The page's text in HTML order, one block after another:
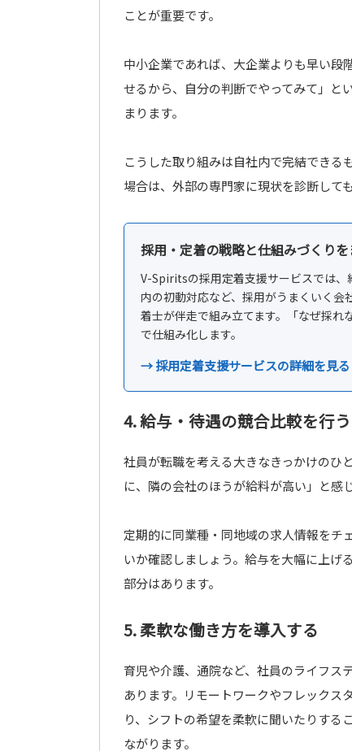
ことが重要です。
中小企業であれば、大企業よりも早い段
せるから、自分の判断でやってみて」と
まります。
こうした取り組みは自社内で完結できる
場合は、外部の専門家に現状を診断して
採用・定着の戦略と仕組みづくり
V-Spiritsの採用定着支援サービスでは、
内の初動対応など、採用がうまくいく
着士が伴走で組み立てます。「なぜ採
で仕組み化します。
→ 採用定着支援サービスの詳細を見る
4. 給与・待遇の競合比較を行う
社員が転職を考える大きなきっかけのひ
に、隣の会社のほうが給料が高い」と感
定期的に同業種・同地域の求人情報をチ
いか確認しましょう。給与を大幅に上げ
部分はあります。
5. 柔軟な働き方を導入する
育児や介護、通院など、社員のライフス
あります。リモートワークやフレックス
り、シフトの希望を柔軟に聞いたりする
ながります。